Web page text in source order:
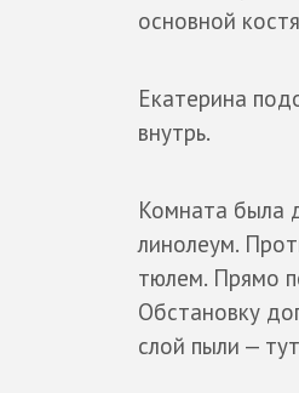
основной
Екатерина
внутрь.
Комната была
линолеум.
тюлем. Прямо
Обстановку
слой пыли —